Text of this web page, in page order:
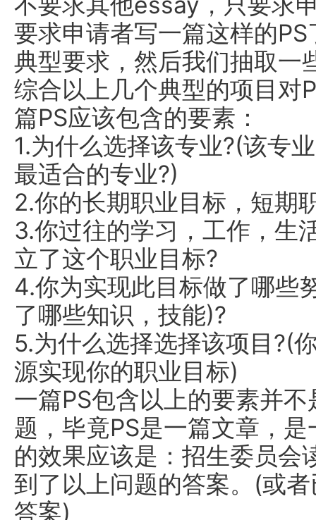
要求申请者写一篇这样的
典型要求，然后我们抽取一
综合以上几个典型的项目对
篇PS应该包含的要素：
1.为什么选择该专业?(该专
最适合的专业?)
2.你的长期职业目标，短期
3.你过往的学习，工作，生
立了这个职业目标?
4.你为实现此目标做了哪些
了哪些知识，技能)?
5.为什么选择选择该项目?(
源实现你的职业目标)
一篇PS包含以上的要素并
题，毕竟PS是一篇文章，
的效果应该是：招生委员会
到了以上问题的答案。(或
答案)